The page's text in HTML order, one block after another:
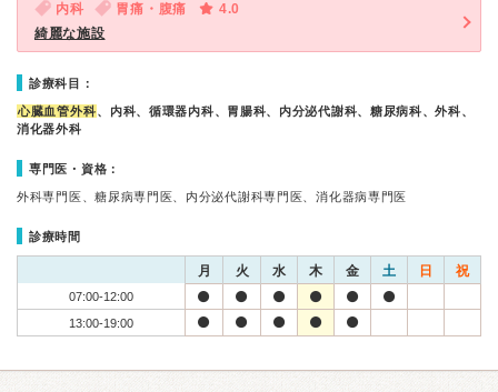
内科 胃痛・腹痛
4.0
綺麗な施設
診療科目：
心臓血管外科、内科、循環器内科、胃腸科、内分泌代謝科、糖尿病科、外科、
消化器外科
専門医・資格：
外科専門医、糖尿病専門医、内分泌代謝科専門医、消化器病専門医
診療時間
月 火 水 木 金 土 日 祝
07:00-12:00
13:00-19:00